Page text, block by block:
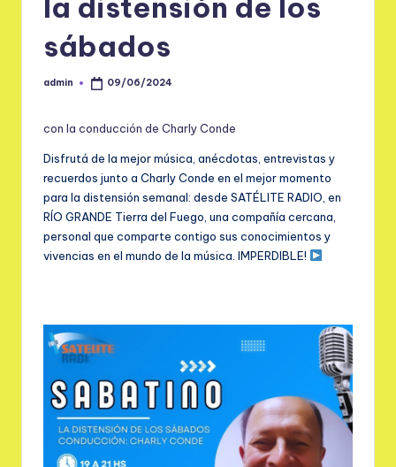
sábados
Publicado
admin 09/06/2024
con la conducción de Charly Conde
Disfrutá de la mejor música, anécdotas, entrevistas y
recuerdos junto a Charly Conde en el mejor momento
para la distensión semanal: desde SATÉLITE RADIO, en
RÍO GRANDE Tierra del Fuego, una compañía cercana,
personal que comparte contigo sus conocimientos y
vivencias en el mundo de la música. IMPERDIBLE!